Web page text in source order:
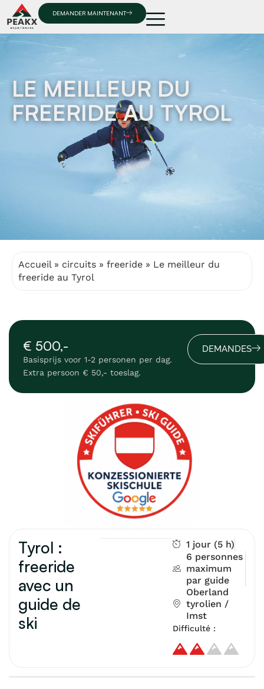
DEMANDER MAINTENANT
LE MEILLEUR DU
FREERIDE AU TYROL
Accueil » circuits » freeride » Le meilleur du
freeride au Tyrol
Tyrol :
freeride
avec un
guide de
ski
1 jour (5 h)
6 personnes
maximum
par guide
Oberland
tyrolien /
Imst
Difficulté :
€ 500,-
Basisprijs voor 1-2 personen per dag.
Extra persoon € 50,- toeslag.
DEMANDES